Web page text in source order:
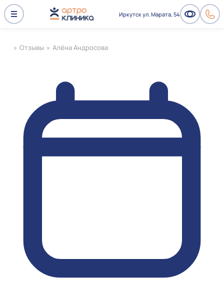
Иркутск ул. Марата, 54
» Отзывы » Алёна Андросова